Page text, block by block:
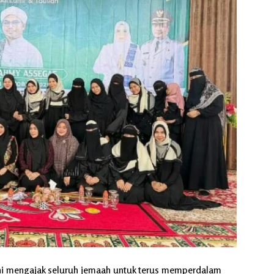
mengajak seluruh jemaah untuk terus memperdalam